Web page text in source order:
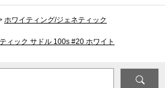
ホワイティング/ジェネティック
ィック サドル 100s #20 ホワイト